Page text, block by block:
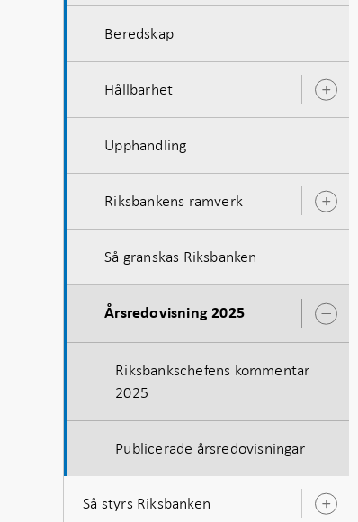
Beredskap
Hållbarhet
Upphandling
Riksbankens ramverk
Så granskas Riksbanken
Årsredovisning 2025
Riksbankschefens kommentar
2025
Publicerade årsredovisningar
Så styrs Riksbanken